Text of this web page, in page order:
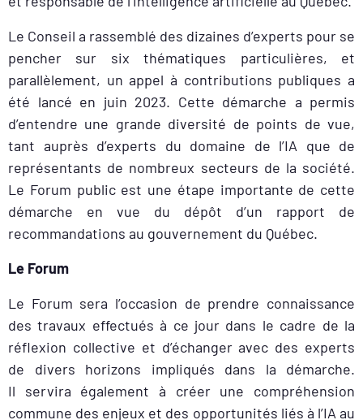
Le Conseil a rassemblé des dizaines d’experts pour se
pencher sur six thématiques particulières, et
parallèlement, un appel à contributions publiques a
été lancé en juin 2023. Cette démarche a permis
d’entendre une grande diversité de points de vue,
tant auprès d’experts du domaine de l’IA que de
représentants de nombreux secteurs de la société.
Le Forum public est une étape importante de cette
démarche en vue du dépôt d’un rapport de
recommandations au gouvernement du Québec.
Le Forum
Le Forum sera l’occasion de prendre connaissance
des travaux effectués à ce jour dans le cadre de la
réflexion collective et d’échanger avec des experts
de divers horizons impliqués dans la démarche.
Il servira également à créer une compréhension
commune des enjeux et des opportunités liés à l’IA au